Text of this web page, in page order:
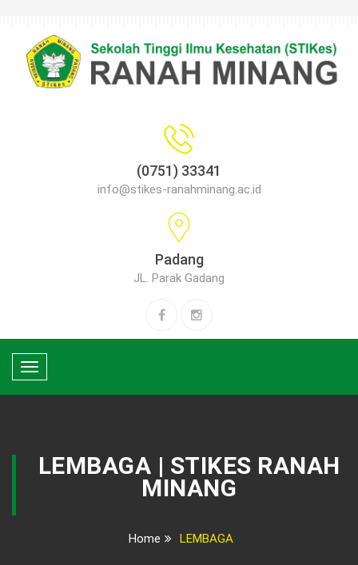
(0751) 33341
info@stikes-ranahminang.ac.id
Padang
JL. Parak Gadang
Toggle
navigation
LEMBAGA | STIKES RANAH
MINANG
Home LEMBAGA